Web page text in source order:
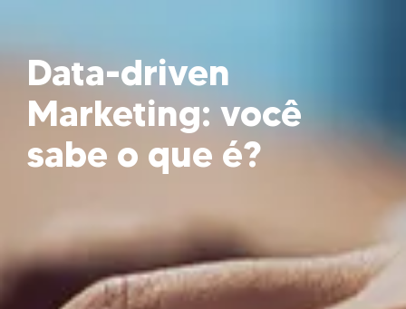
Data-driven
Marketing: você
sabe o que é?